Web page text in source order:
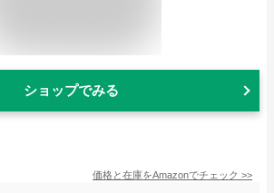
ショップでみる
価格と在庫をAmazonでチェック >>